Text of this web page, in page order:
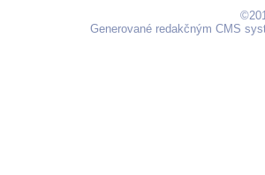
Generované redakčným CMS